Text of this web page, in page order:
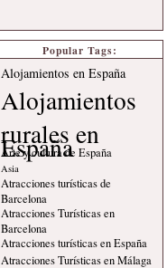
Popular Tags:
Alojamientos en España
Alojamientos
rurales en
España
Arte y cultura de España
Asia
Atracciones turísticas de
Barcelona
Atracciones Turísticas en
Barcelona
Atracciones turísticas en España
Atracciones Turísticas en Málaga